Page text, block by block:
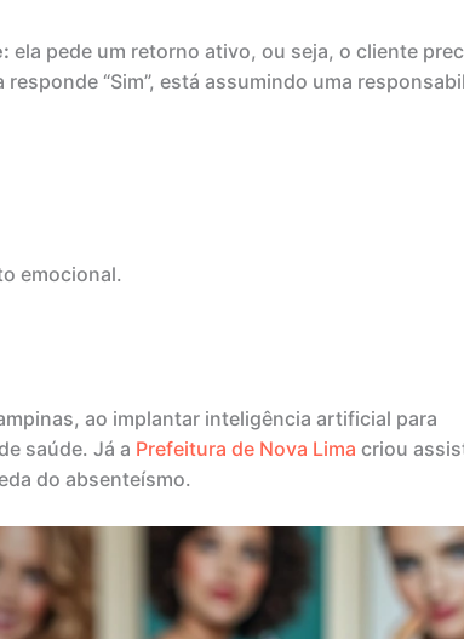
ela pede um retorno ativo, ou seja, o cliente
“Sim”, está assumindo uma
emocional.
ao implantar inteligência artificial para
saúde. Já a Prefeitura de Nova Lima criou
do absenteísmo.